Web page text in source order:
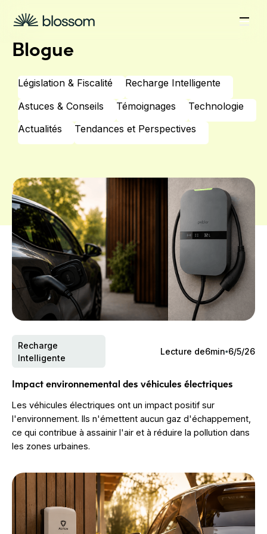
Blogue
Législation & Fiscalité
Recharge Intelligente
Astuces & Conseils
Témoignages
Technologie
Actualités
Tendances et Perspectives
Recharge
Intelligente
Lecture de6min 6/5/26
Impact environnemental des véhicules électriques
Les véhicules électriques ont un impact positif sur
l'environnement. Ils n'émettent aucun gaz d'échappement,
ce qui contribue à assainir l'air et à réduire la pollution dans
les zones urbaines.